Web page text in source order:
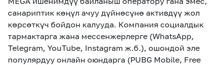
санариптик көңүл ачуу дүйнөсүнө активдүү жол
көрсөткүч бойдон калууда. Компания социалдык
тармактарга жана мессенжерлерге (WhatsApp,
Telegram, YouTube, Instagram ж.б.), ошондой эле
популярдуу онлайн оюндарга (PUBG Mobile, Free